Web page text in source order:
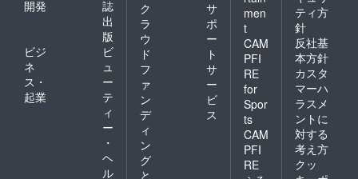
開発
誌
出
版
ビジ
ネ
ス・
起業
ビ
ュ
ー
テ
ィ
ー
・
ヘ
ル
ク
ラ
ウ
ド
フ
ァ
ン
デ
ィ
ン
グ
と
サ
ポ
ー
ト
サ
ー
ビ
ス
men
t
CAM
PFI
RE
for
Spor
ts
CAM
PFI
RE
ティ方
針
反社基
本方針
カスタ
マーハ
ラスメ
ントに
対する
考え方
クッ